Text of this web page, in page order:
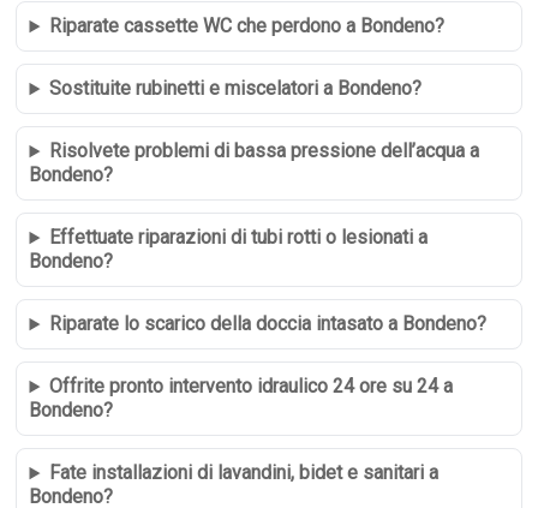
Riparate cassette WC che perdono a Bondeno?
Sostituite rubinetti e miscelatori a Bondeno?
Risolvete problemi di bassa pressione dell’acqua a
Bondeno?
Effettuate riparazioni di tubi rotti o lesionati a
Bondeno?
Riparate lo scarico della doccia intasato a Bondeno?
Offrite pronto intervento idraulico 24 ore su 24 a
Bondeno?
Fate installazioni di lavandini, bidet e sanitari a
Bondeno?